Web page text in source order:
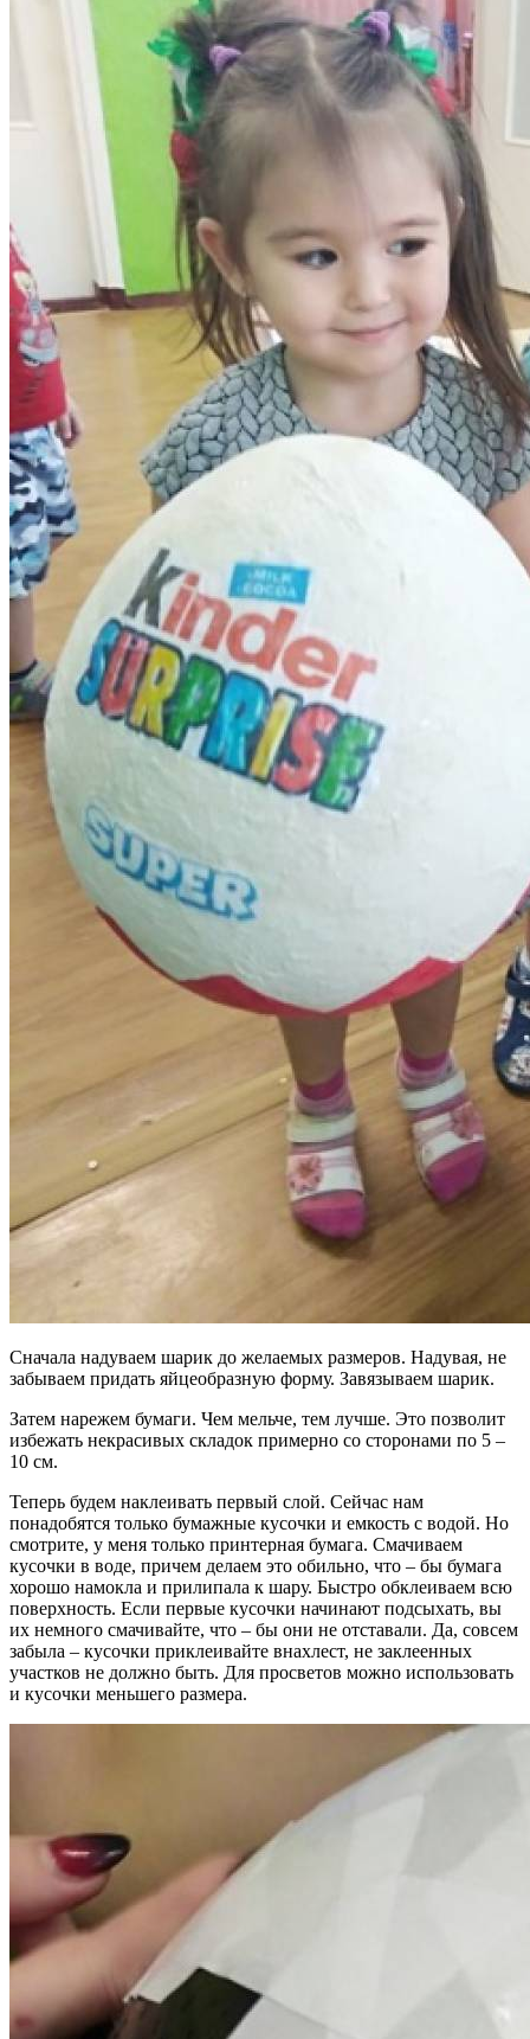
Сначала надуваем шарик до желаемых размеров. Надувая, не
забываем придать яйцеобразную форму. Завязываем шарик.
Затем нарежем бумаги. Чем мельче, тем лучше. Это позволит
избежать некрасивых складок примерно со сторонами по 5 –
10 см.
Теперь будем наклеивать первый слой. Сейчас нам
понадобятся только бумажные кусочки и емкость с водой. Но
смотрите, у меня только принтерная бумага. Смачиваем
кусочки в воде, причем делаем это обильно, что – бы бумага
хорошо намокла и прилипала к шару. Быстро обклеиваем всю
поверхность. Если первые кусочки начинают подсыхать, вы
их немного смачивайте, что – бы они не отставали. Да, совсем
забыла – кусочки приклеивайте внахлест, не заклеенных
участков не должно быть. Для просветов можно использовать
и кусочки меньшего размера.